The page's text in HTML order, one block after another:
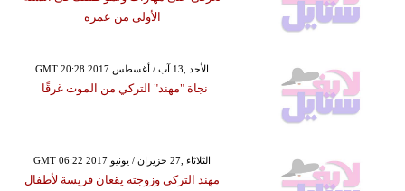
الأولى من عمره
GMT 20:28 2017 الأحد ,13 آب / أغسطس
نجاة "مهند" التركي من الموت غرقًا
GMT 06:22 2017 الثلاثاء ,27 حزيران / يونيو
مهند التركي وزوجته يقعان فريسة لأطفال